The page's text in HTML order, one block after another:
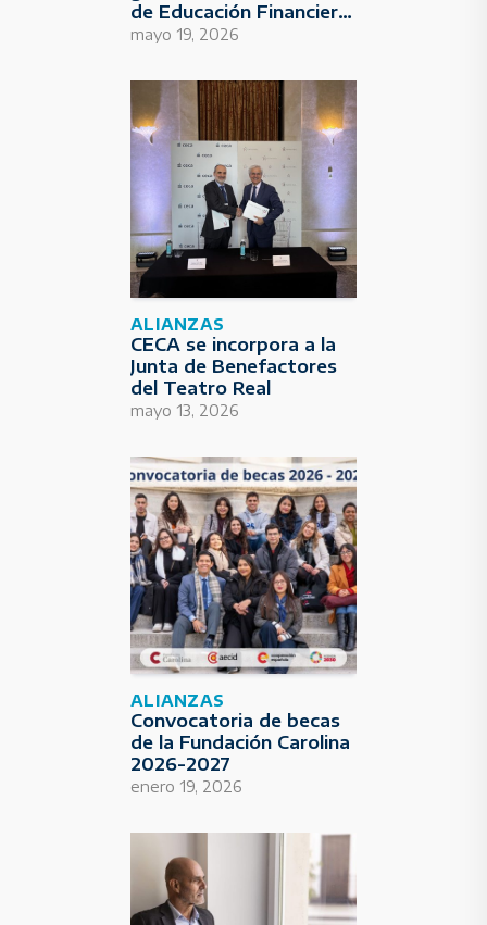
de Educación Financiera
para Deportistas
mayo 19, 2026
ALIANZAS
CECA se incorpora a la
Junta de Benefactores
del Teatro Real
mayo 13, 2026
ALIANZAS
Convocatoria de becas
de la Fundación Carolina
2026-2027
enero 19, 2026